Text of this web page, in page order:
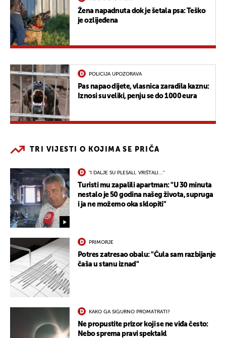
Žena napadnuta dok je šetala psa: Teško
je ozlijeđena
POLICIJA UPOZORAVA
Pas napao dijete, vlasnica zaradila kaznu:
Iznosi su veliki, penju se do 1000 eura
TRI VIJESTI O KOJIMA SE PRIČA
"I DALJE SU PLESALI, VRIŠTALI..."
Turisti mu zapalili apartman: "U 30 minuta
nestalo je 50 godina našeg života, supruga
i ja ne možemo oka sklopiti"
PRIMORJE
Potres zatresao obalu: "Čula sam razbijanje
čaša u stanu iznad"
KAKO GA SIGURNO PROMATRATI?
Ne propustite prizor koji se ne viđa često:
Nebo sprema pravi spektakl